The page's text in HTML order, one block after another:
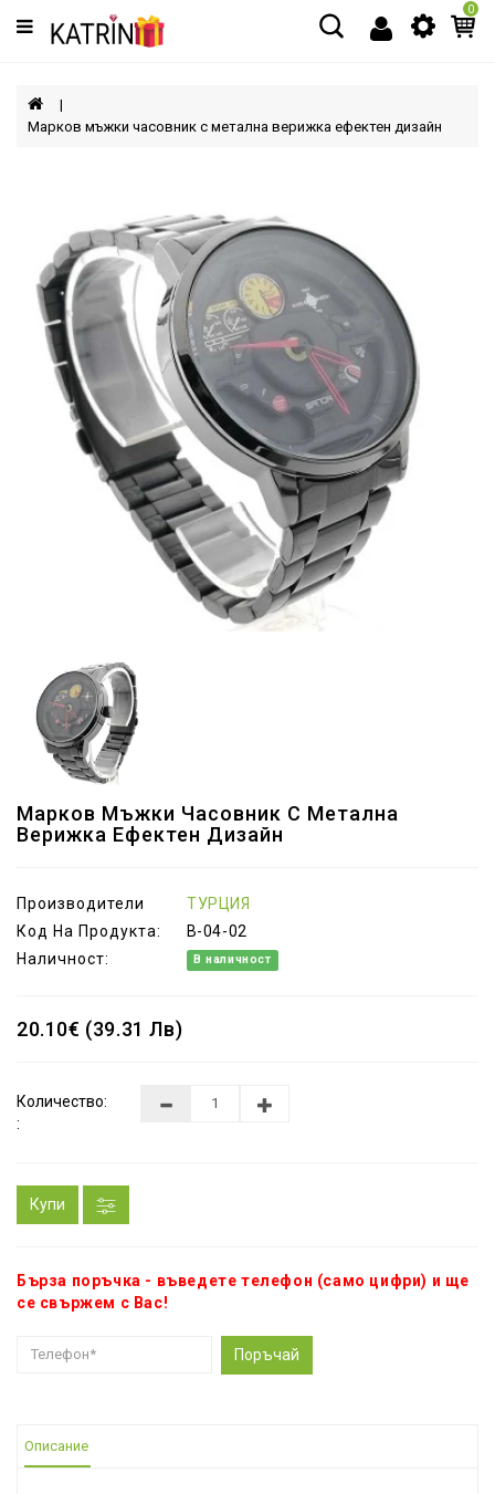
Категории
МЪЖЕ
АКСЕСОАРИ
0
Марков мъжки часовник с метална верижка ефектен дизайн
Марков Мъжки Часовник С Метална
Верижка Ефектен Дизайн
Производители
ТУРЦИЯ
Код На Продукта:
B-04-02
Наличност:
В наличност
20.10€ (39.31 Лв)
Количество:
:
Купи
Бърза поръчка - въведете телефон (само цифри) и ще
се свържем с Вас!
Поръчай
Описание